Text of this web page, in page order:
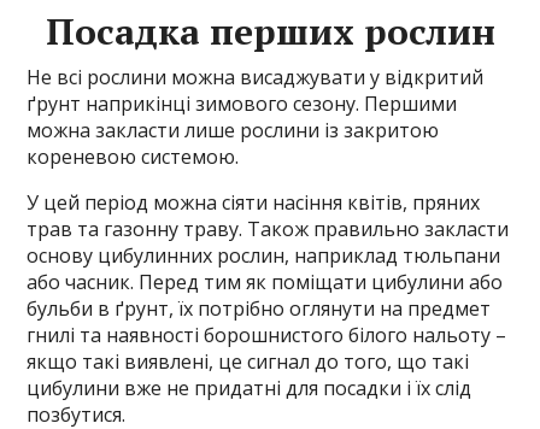
Посадка перших рослин
Не всі рослини можна висаджувати у відкритий
ґрунт наприкінці зимового сезону. Першими
можна закласти лише рослини із закритою
кореневою системою.
У цей період можна сіяти насіння квітів, пряних
трав та газонну траву. Також правильно закласти
основу цибулинних рослин, наприклад тюльпани
або часник. Перед тим як поміщати цибулини або
бульби в ґрунт, їх потрібно оглянути на предмет
гнилі та наявності борошнистого білого нальоту –
якщо такі виявлені, це сигнал до того, що такі
цибулини вже не придатні для посадки і їх слід
позбутися.